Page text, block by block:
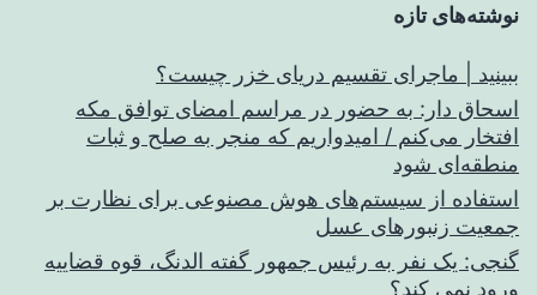
نوشته‌های تازه
ببینید | ماجرای تقسیم دریای خزر چیست؟
اسحاق‌ دار: به حضور در مراسم امضای توافق مکه
افتخار می‌کنم / امیدواریم که منجر به صلح و ثبات
منطقه‌ای شود
استفاده از سیستم‌های هوش مصنوعی برای نظارت بر
جمعیت زنبورهای عسل
گنجی: یک نفر به رئیس جمهور گفته الدنگ، قوه قضاییه
ورود نمی کند؟